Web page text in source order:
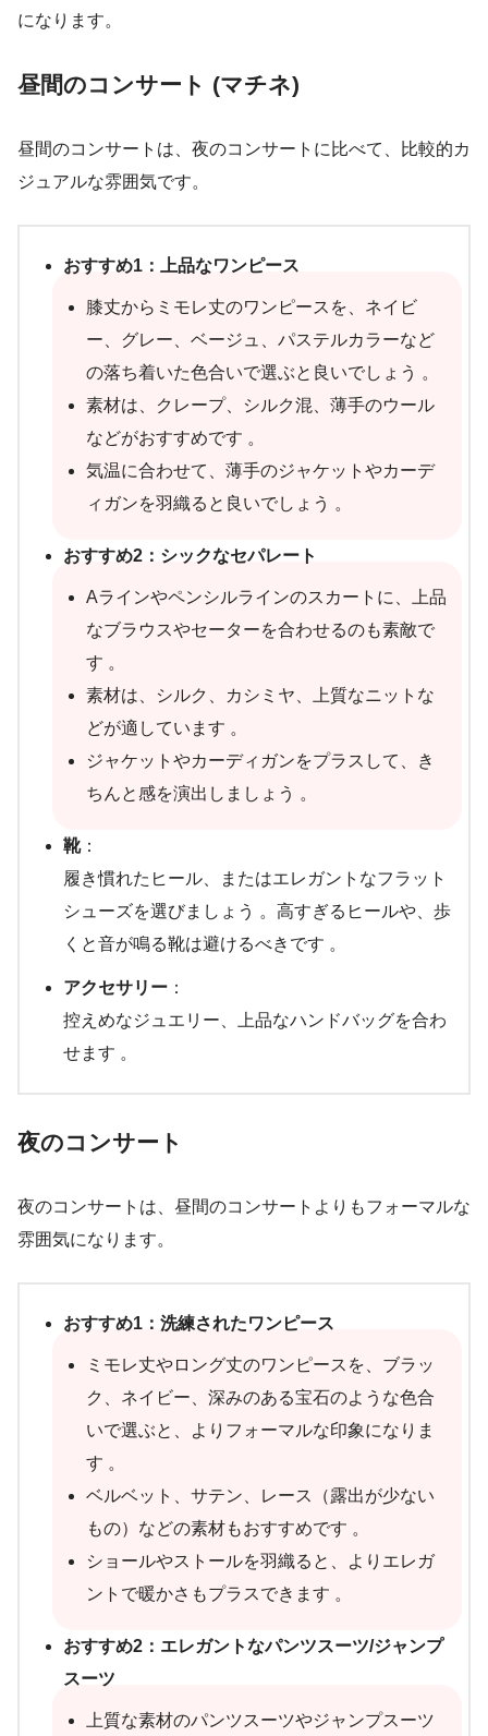
になります。
昼間のコンサート (マチネ)
昼間のコンサートは、夜のコンサートに比べて、比較的カ
ジュアルな雰囲気です。
おすすめ1：上品なワンピース
膝丈からミモレ丈のワンピースを、ネイビ
ー、グレー、ベージュ、パステルカラーなど
の落ち着いた色合いで選ぶと良いでしょう 。
素材は、クレープ、シルク混、薄手のウール
などがおすすめです 。
気温に合わせて、薄手のジャケットやカーデ
ィガンを羽織ると良いでしょう 。
おすすめ2：シックなセパレート
Aラインやペンシルラインのスカートに、上品
なブラウスやセーターを合わせるのも素敵で
す 。
素材は、シルク、カシミヤ、上質なニットな
どが適しています 。
ジャケットやカーディガンをプラスして、き
ちんと感を演出しましょう 。
靴：
履き慣れたヒール、またはエレガントなフラット
シューズを選びましょう 。高すぎるヒールや、歩
くと音が鳴る靴は避けるべきです 。
アクセサリー ：
控えめなジュエリー、上品なハンドバッグを合わ
せます 。
夜のコンサート
夜のコンサートは、昼間のコンサートよりもフォーマルな
雰囲気になります。
おすすめ1：洗練されたワンピース
ミモレ丈やロング丈のワンピースを、ブラッ
ク、ネイビー、深みのある宝石のような色合
いで選ぶと、よりフォーマルな印象になりま
す 。
ベルベット、サテン、レース（露出が少ない
もの）などの素材もおすすめです 。
ショールやストールを羽織ると、よりエレガ
ントで暖かさもプラスできます 。
おすすめ2：エレガントなパンツスーツ/ジャンプ
スーツ
上質な素材のパンツスーツやジャンプスーツ